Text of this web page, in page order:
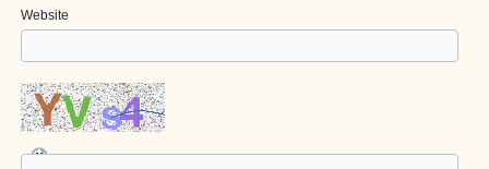
Website